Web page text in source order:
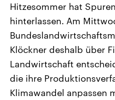
Landtagswahl Sachsen-Anhalt
2026
Alle Informationen
Sachsen-Anhalt wählt am 6.
September 2026 einen neuen
Landtag. Seit 2021 wird das
Bundesland von einer
Umfragen, Prognosen,
Wahlprogramme, aktuelle
und Hintergründe zu den
Sendungen Programm
Hitzesommer hat
hinterlassen. Am
Klöckner deshalb über
Landwirtschaft
die ihre
Klimawandel anpassen